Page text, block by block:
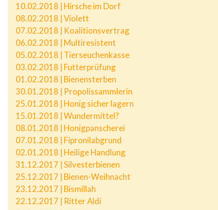
10.02.2018 | Hirsche im Dorf
08.02.2018 | Violett
07.02.2018 | Koalitionsvertrag
06.02.2018 | Multiresistent
05.02.2018 | Tierseuchenkasse
03.02.2018 | Futterprüfung
01.02.2018 | Bienensterben
30.01.2018 | Propolissammlerin
25.01.2018 | Honig sicher lagern
15.01.2018 | Wundermittel?
08.01.2018 | Honigpanscherei
07.01.2018 | Fipronilabgrund
02.01.2018 | Heilige Handlung
31.12.2017 | Silvesterbienen
25.12.2017 | Bienen-Weihnacht
23.12.2017 | Bismillah
22.12.2017 | Ritter Aldi